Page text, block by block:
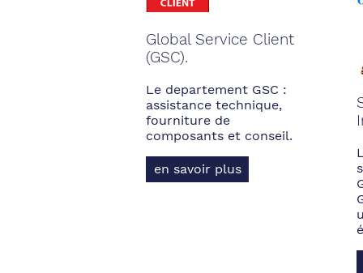
Global Service Client
(GSC).
Le departement GSC :
assistance technique,
fourniture de
composants et conseil.
en savoir plus